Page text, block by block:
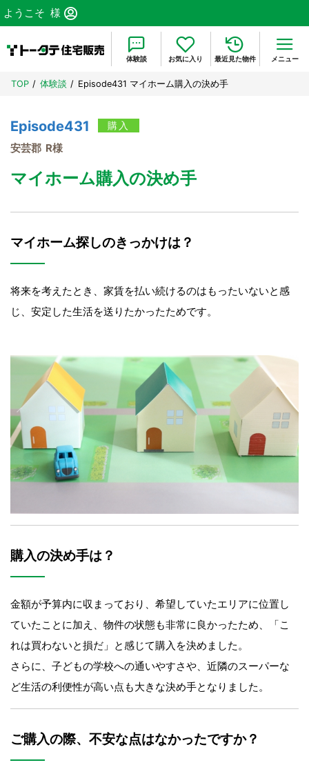
ようこそ 様
体験談 お気に入り 最近見た物件 メニュー
TOP 体験談 Episode431 マイホーム購入の決め手
Episode431 購入
安芸郡 R様
マイホーム購入の決め手
マイホーム探しのきっかけは？
将来を考えたとき、家賃を払い続けるのはもったいないと感
じ、安定した生活を送りたかったためです。
購入の決め手は？
金額が予算内に収まっており、希望していたエリアに位置し
ていたことに加え、物件の状態も非常に良かったため、「こ
れは買わないと損だ」と感じて購入を決めました。
さらに、子どもの学校への通いやすさや、近隣のスーパーな
ど生活の利便性が高い点も大きな決め手となりました。
ご購入の際、不安な点はなかったですか？